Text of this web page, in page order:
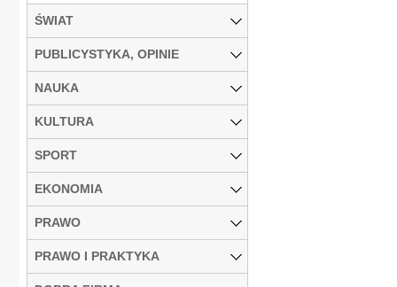
ŚWIAT
PUBLICYSTYKA, OPINIE
NAUKA
KULTURA
SPORT
EKONOMIA
PRAWO
PRAWO I PRAKTYKA